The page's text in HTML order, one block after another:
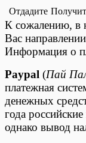
Отдадите
К сожалению, в
Вас
Информация о
Paypal (Пай
платежная
денежных
года
однако вывод